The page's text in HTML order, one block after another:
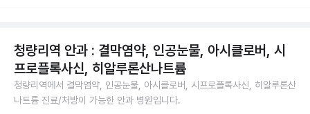
청량리역 안과 : 결막염약, 인공눈물, 아시클로버, 시
프로플록사신, 히알루론산나트륨
청량리역에서 결막염약, 인공눈물, 아시클로버, 시프로플록사신, 히알루론산
나트륨 진료/처방이 가능한 안과 병원입니다.